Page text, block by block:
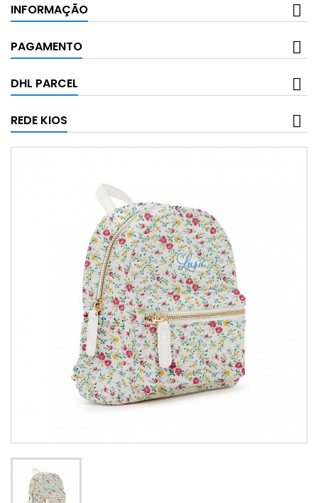
INFORMAÇÃO
PAGAMENTO
DHL PARCEL
REDE KIOS